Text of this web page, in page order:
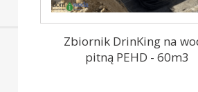
Zbiornik DrinKing na
pitną PEHD - 60m3